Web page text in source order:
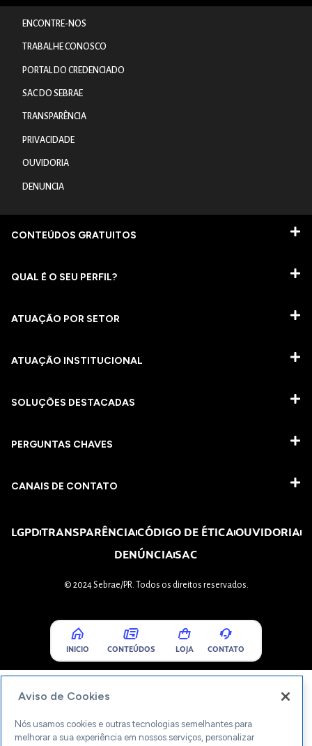
ENCONTRE-NOS
TRABALHE CONOSCO
PORTAL DO CREDENCIADO
SAC DO SEBRAE
TRANSPARÊNCIA
PRIVACIDADE
OUVIDORIA
DENUNCIA
CONTEÚDOS GRATUITOS
QUAL É O SEU PERFIL?
ATUAÇÃO POR SETOR
ATUAÇÃO INSTITUCIONAL
SOLUÇÕES DESTACADAS
PERGUNTAS CHAVES​
CANAIS DE CONTATO
LGPDTRANSPARÊNCIACÓDIGO DE ÉTICAOUVIDORIA
DENÚNCIASAC
© 2024 Sebrae/PR. Todos os direitos reservados.
INICIO CONTEÚDOS LOJA CONTATO
Aviso de Cookies
Nós usamos cookies e outras tecnologias semelhantes para
melhorar a sua experiência em nossos serviços, personalizar